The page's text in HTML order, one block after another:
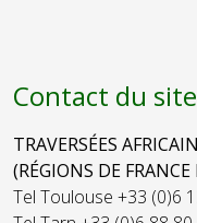
Contact du site
TRAVERSÉES
(RÉGIONS DE
Tel Toulouse +33 (0)6